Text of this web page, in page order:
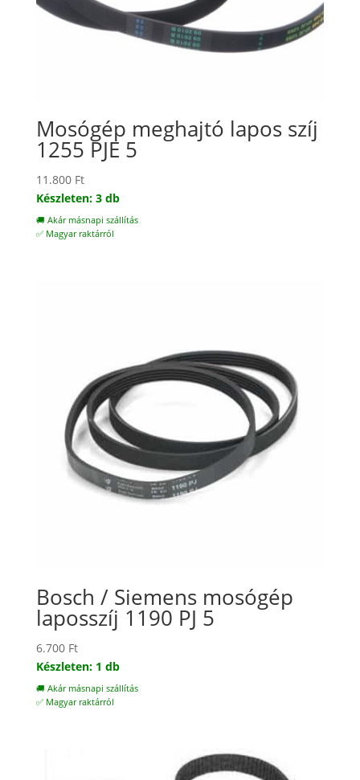
Mosógép meghajtó lapos szíj
1255 PJE 5
11.800 Ft
Készleten: 3 db
🚚 Akár másnapi szállítás
✅ Magyar raktárról
Bosch / Siemens mosógép
laposszíj 1190 PJ 5
6.700 Ft
Készleten: 1 db
🚚 Akár másnapi szállítás
✅ Magyar raktárról